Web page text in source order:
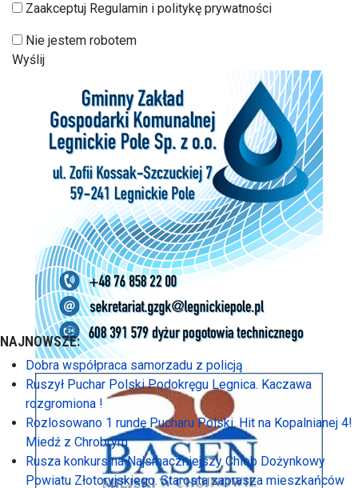
Zaakceptuj Regulamin i politykę prywatności
Nie jestem robotem
Wyślij
NAJNOWSZE:
Dobra współpraca samorzadu z policją
Ruszył Puchar Polski Podokręgu Legnica. Kaczawa
rozgromiona !
Rozlosowano 1 rundę Pucharu Polski. Hit na Kopalnianej 4!
Miedź z Chrobrym
Rusza konkurs na Najsmaczniejszy Chleb Dożynkowy
Powiatu Złotoryjskiego. Starosta zaprasza mieszkańców